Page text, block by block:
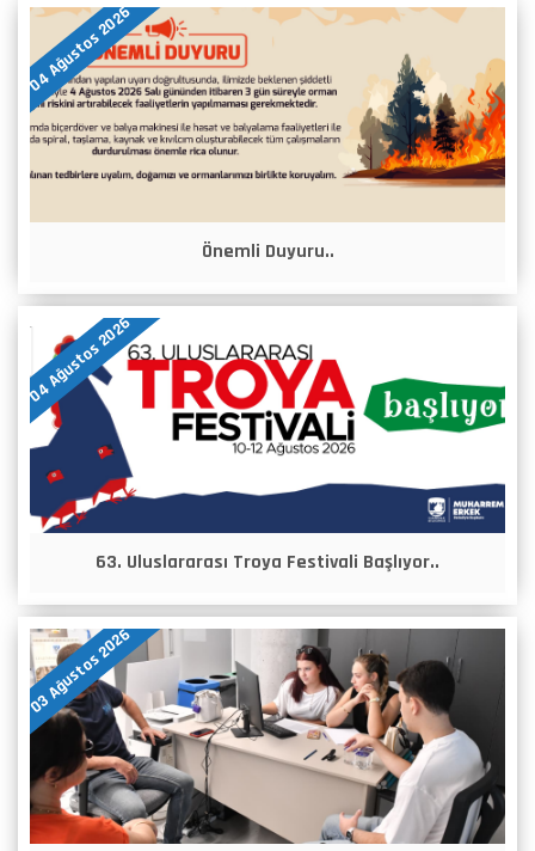
04 Ağustos 2026
Önemli Duyuru..
04 Ağustos 2026
63. Uluslararası Troya Festivali Başlıyor..
03 Ağustos 2026